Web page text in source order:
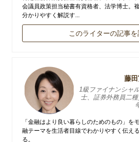
会議員政策担当秘書有資格者、法学博士。
分かりやすく解説す...
このライターの記事
藤
1級ファイナンシャ
士、証券外務員二
「金融はより良い暮らしのためのもの」を
融テーマを生活者目線でわかりやすく伝え
る。